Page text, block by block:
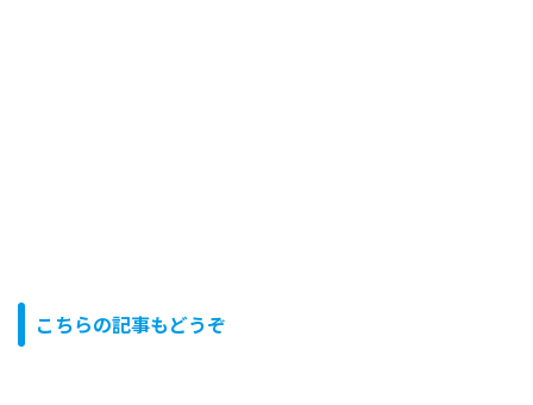
こちらの記事もどうぞ